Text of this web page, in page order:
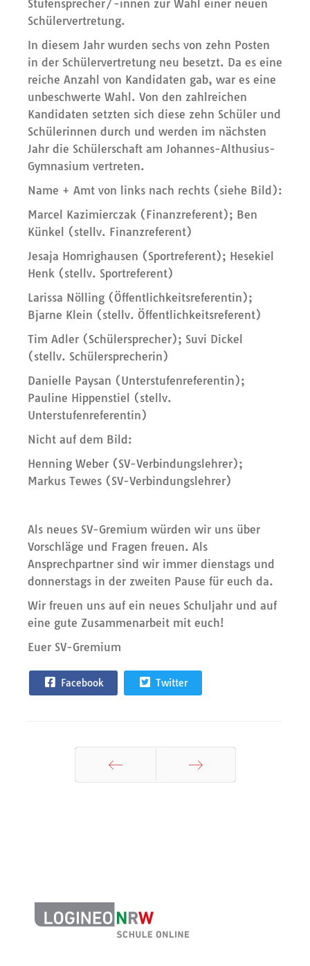
Stufensprecher/-innen zur Wahl einer neuen
Schülervertretung.
In diesem Jahr wurden sechs von zehn Posten
in der Schülervertretung neu besetzt. Da es eine
reiche Anzahl von Kandidaten gab, war es eine
unbeschwerte Wahl. Von den zahlreichen
Kandidaten setzten sich diese zehn Schüler und
Schülerinnen durch und werden im nächsten
Jahr die Schülerschaft am Johannes-Althusius-
Gymnasium vertreten.
Name + Amt von links nach rechts (siehe Bild):
Marcel Kazimierczak (Finanzreferent); Ben
Künkel (stellv. Finanzreferent)
Jesaja Homrighausen (Sportreferent); Hesekiel
Henk (stellv. Sportreferent)
Larissa Nölling (Öffentlichkeitsreferentin);
Bjarne Klein (stellv. Öffentlichkeitsreferent)
Tim Adler (Schülersprecher); Suvi Dickel
(stellv. Schülersprecherin)
Danielle Paysan (Unterstufenreferentin);
Pauline Hippenstiel (stellv.
Unterstufenreferentin)
Nicht auf dem Bild:
Henning Weber (SV-Verbindungslehrer);
Markus Tewes (SV-Verbindungslehrer)
Als neues SV-Gremium würden wir uns über
Vorschläge und Fragen freuen. Als
Ansprechpartner sind wir immer dienstags und
donnerstags in der zweiten Pause für euch da.
Wir freuen uns auf ein neues Schuljahr und auf
eine gute Zusammenarbeit mit euch!
Euer SV-Gremium
Facebook Twitter